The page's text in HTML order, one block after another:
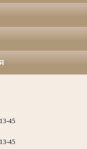
45
45